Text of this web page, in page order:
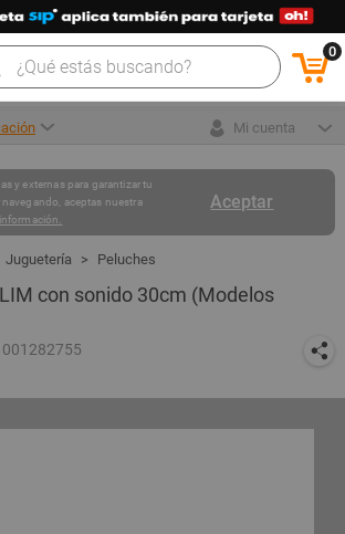
0
Mi cuenta
Aceptar
y externas para garantizar tu
aceptas nuestra
Juguetería Peluches
con sonido 30cm (Modelos